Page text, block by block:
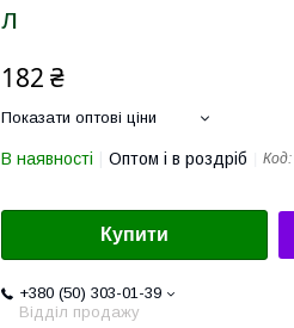
л
182 ₴
Показати оптові ціни
В наявності Оптом і в роздріб Код:
Купити
+380 (50) 303-01-39
Відділ продажу